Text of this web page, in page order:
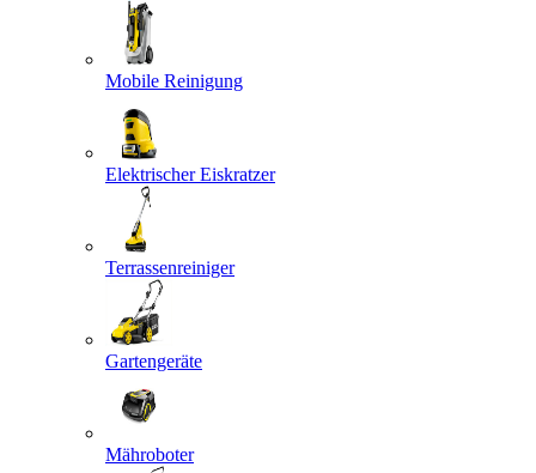
Mobile Reinigung
Elektrischer Eiskratzer
Terrassenreiniger
Gartengeräte
Mähroboter